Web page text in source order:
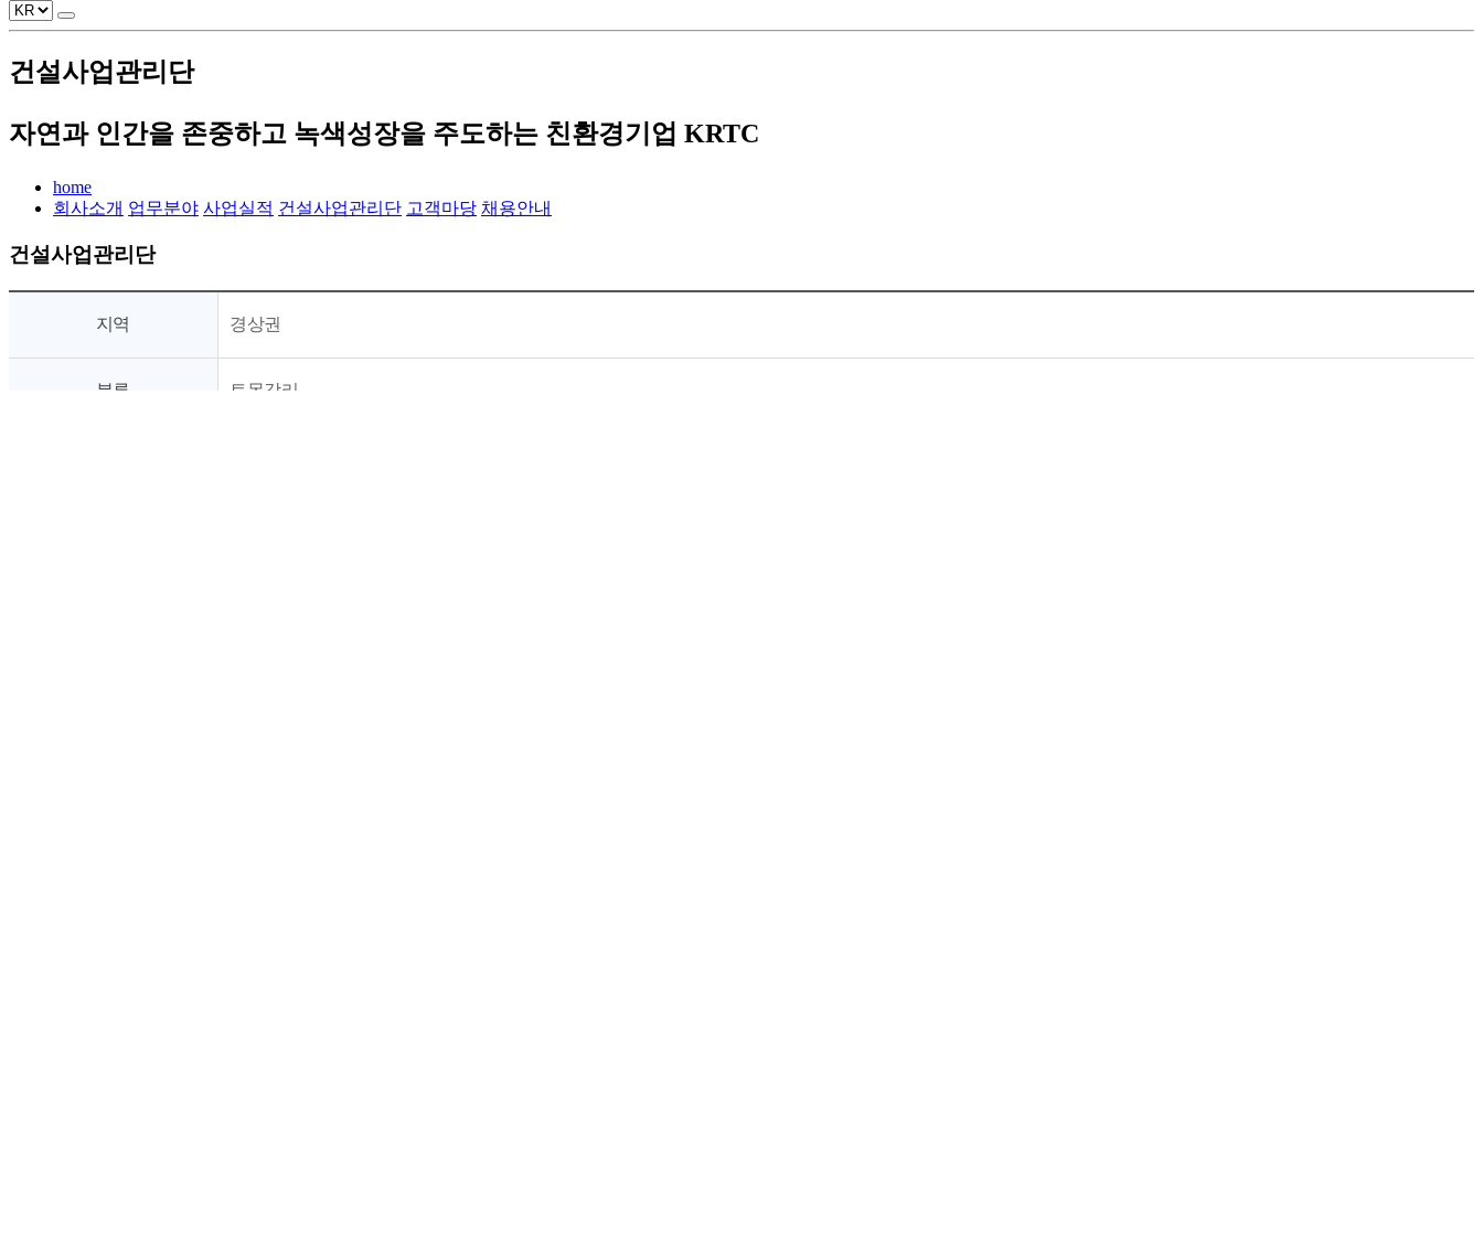
건설사업관리단
자연과 인간을 존중하고 녹색성장을 주도하는 친환경기업 KRTC
home
회사소개 업무분야 사업실적 건설사업관리단 고객마당 채용안내
건설사업관리단
지역 경상권
분류 토목감리